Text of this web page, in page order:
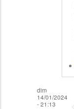
dim
14/01/2024
- 21:13